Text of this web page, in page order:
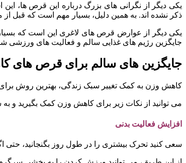
یکی دیگر از نگرانی های بزرگ درباره این قرص
ذکر نشده اند. به همین دلیل، بسیار مهم است که
یکی دیگر از عوارض قرص های لاغری این است که
جایگزین رژیم های غذایی سالم و فعالیت های ورزشی
جایگزین های سالم برای قرص های
کاهش وزن به کمک تغییر سبک زندگی، بهترین روش برای
می توانید از نکات زیر برای کاهش وزن کمک بگیرید و
افزایش فعالیت بدنی
سعی کنید تحرک بیشتری را در طول روز بگنجانید، حتی